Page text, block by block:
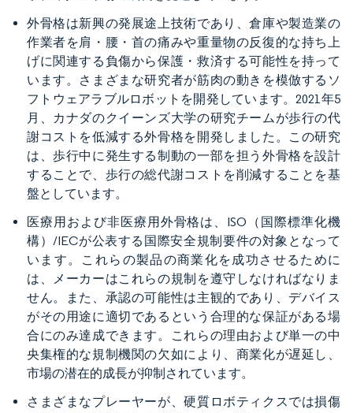
外骨格は新興の発展途上技術であり、倉庫や製造業の
作業者を肩・腰・首の痛みや重量物の反復的な持ち上
げに関連する負傷から保護・救済する可能性を持って
います。さまざまな研究者が筋肉の動きを模倣するソ
フトウェアラブルロボットを開発しています。2021年5
月、カナダのクイーンズ大学の研究チームが歩行の代
謝コストを低減する外骨格を開発しました。この研究
は、歩行中に発生する制動の一部を担う外骨格を設計
することで、歩行の総代謝コストを削減することを基
盤としています。
医療用および非医療用外骨格は、ISO（国際標準化機
構）/IECが公表する国際安全規制要件の対象となって
います。これらの製品の商業化を成功させるために
は、メーカーはこれらの規制を遵守しなければなりま
せん。また、承認の可能性は主観的であり、デバイス
がその用途に適切であるという合理的な保証がある場
合にのみ達成できます。これらの理由および単一の中
央集権的な規制機関の欠如により、商業化が遅延し、
市場の潜在的成長が抑制されています。
さまざまなプレーヤーが、硬質ロボティクスでは損傷